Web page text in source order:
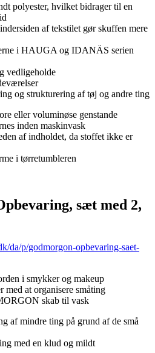
polyester, hvilket bidrager til en
af tekstilet gør skuffen mere
i HAUGA og IDANÄS serien
vedligeholde
og strukturering af tøj og andre ting
eller voluminøse genstande
inden maskinvask
af indholdet, da stoffet ikke er
i tørretumbleren
sæt med 2,
da/p/godmorgon-opbevaring-saet-
i smykker og makeup
at organisere småting
skab til vask
af mindre ting på grund af de små
med en klud og mildt